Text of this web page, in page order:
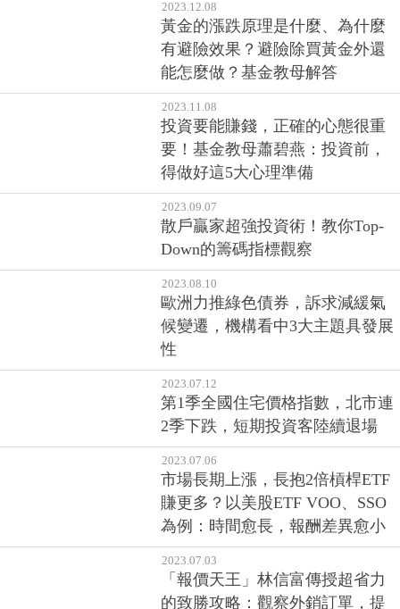
投資人：趨勢不強的產業先別碰
2023.12.08
黃金的漲跌原理是什麼、為什麼
有避險效果？避險除買黃金外還
能怎麼做？基金教母解答
2023.11.08
投資要能賺錢，正確的心態很重
要！基金教母蕭碧燕：投資前，
得做好這5大心理準備
2023.09.07
散戶贏家超強投資術！教你Top-
Down的籌碼指標觀察
2023.08.10
歐洲力推綠色債券，訴求減緩氣
候變遷，機構看中3大主題具發展
性
2023.07.12
第1季全國住宅價格指數，北市連
2季下跌，短期投資客陸續退場
2023.07.06
市場長期上漲，長抱2倍槓桿ETF
賺更多？以美股ETF VOO、SSO
為例：時間愈長，報酬差異愈小